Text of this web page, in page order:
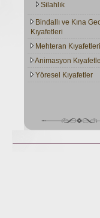
Silahlık
Bindallı ve Kına
Kıyafetleri
Mehteran Kıyafetleri
Animasyon
Yöresel Kıyafetler